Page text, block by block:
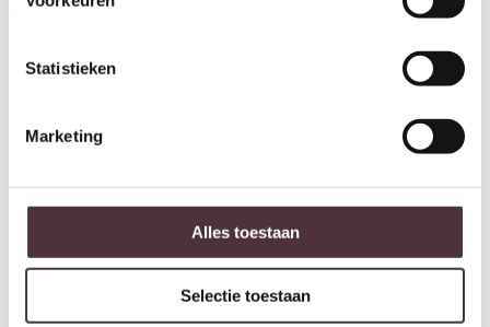
Statistieken
Marketing
Alles toestaan
Selectie toestaan
– blue
Bolton natural geo (Set of 2)